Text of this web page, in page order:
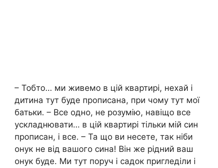
– Тобто… ми живемо в цій квартирі, нехай і
дитина тут буде прописана, при чому тут мої
батьки. – Все одно, не розумію, навіщо все
ускладнювати… в цій квартирі тільки мій син
прописан, і все. – Та що ви несете, так ніби
онук не від вашого сина! Він же рідний ваш
онук буде. Ми тут поруч і садок пригледіли і